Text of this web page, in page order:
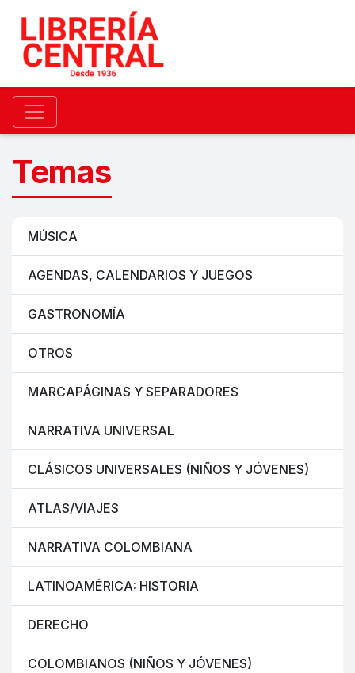
Temas
MÚSICA
AGENDAS, CALENDARIOS Y JUEGOS
GASTRONOMÍA
OTROS
MARCAPÁGINAS Y SEPARADORES
NARRATIVA UNIVERSAL
CLÁSICOS UNIVERSALES (NIÑOS Y JÓVENES)
ATLAS/VIAJES
NARRATIVA COLOMBIANA
LATINOAMÉRICA: HISTORIA
DERECHO
COLOMBIANOS (NIÑOS Y JÓVENES)